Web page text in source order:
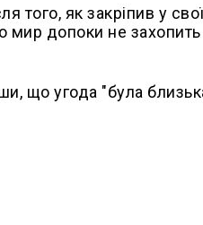
того, як закріпив у
мир допоки не
що угода "була